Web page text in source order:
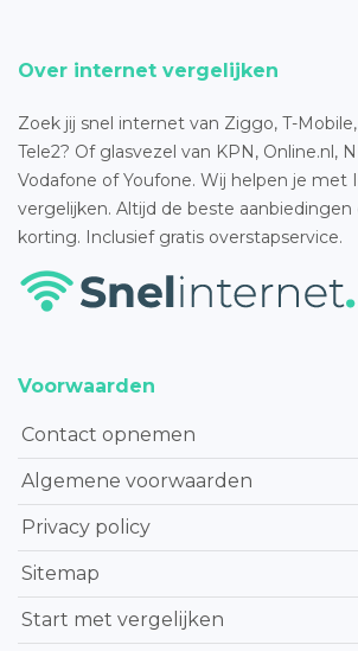
Over internet vergelijken
Zoek jij snel internet van Ziggo, T-
Tele2? Of glasvezel van KPN, Online.nl,
Vodafone of Youfone. Wij helpen je met
vergelijken. Altijd de beste
korting. Inclusief gratis overstapservice.
Voorwaarden
Contact opnemen
Algemene voorwaarden
Privacy policy
Sitemap
Start met vergelijken